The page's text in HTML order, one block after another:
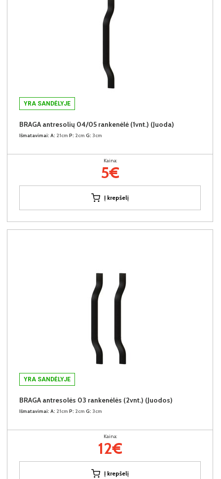
YRA SANDĖLYJE
BRAGA antresolių 04/05 rankenėlė (1vnt.) (Juoda)
Išmatavimai: A: 21cm P: 2cm G: 3cm
Kaina:
5€
Į krepšelį
YRA SANDĖLYJE
BRAGA antresolės 03 rankenėlės (2vnt.) (Juodos)
Išmatavimai: A: 21cm P: 2cm G: 3cm
Kaina:
12€
Į krepšelį